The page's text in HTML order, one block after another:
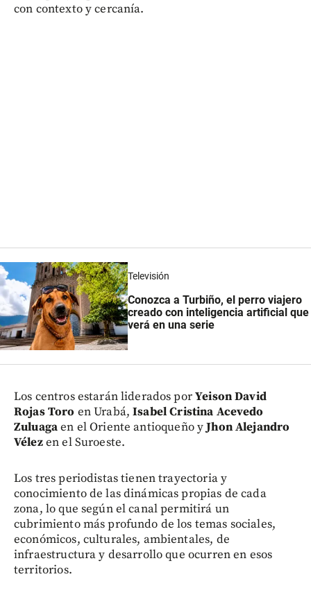
con contexto y cercanía.
Televisión
Conozca a Turbiño, el perro viajero
creado con inteligencia artificial que
verá en una serie
Los centros estarán liderados porYeison David
Rojas Toro en Urabá,Isabel Cristina Acevedo
Zuluagaen el Oriente antioqueño yJhon Alejandro
Vélezen el Suroeste.
Los tres periodistas tienen trayectoria y
conocimiento de las dinámicas propias de cada
zona, lo que según el canal permitirá un
cubrimiento más profundo de los temas sociales,
económicos, culturales, ambientales, de
infraestructura y desarrollo que ocurren en esos
territorios.